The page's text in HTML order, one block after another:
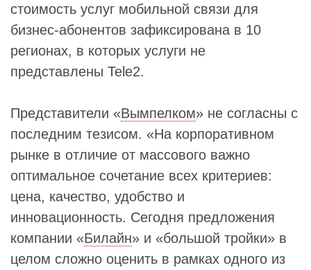
стоимость услуг мобильной связи для
бизнес-абонентов зафиксирована в 10
регионах, в которых услуги не
представлены Tele2.
Представители «Вымпелком» не согласны с
последним тезисом. «На корпоративном
рынке в отличие от массового важно
оптимальное сочетание всех критериев:
цена, качество, удобство и
инновационность. Сегодня предложения
компании «Билайн» и «большой тройки» в
целом сложно оценить в рамках одного из